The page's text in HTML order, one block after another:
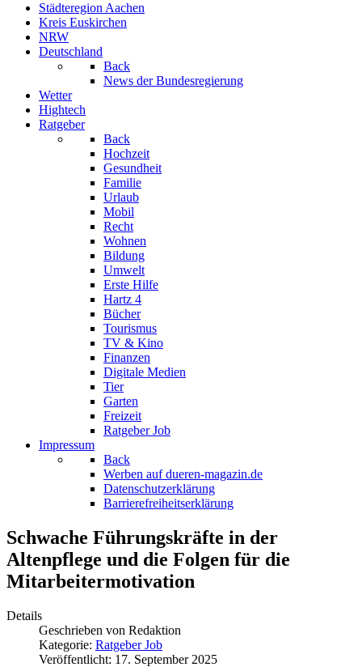
Städteregion Aachen
Kreis Euskirchen
NRW
Deutschland
Back
News der Bundesregierung
Wetter
Hightech
Ratgeber
Back
Hochzeit
Gesundheit
Familie
Urlaub
Mobil
Recht
Wohnen
Bildung
Umwelt
Erste Hilfe
Hartz 4
Bücher
Tourismus
TV & Kino
Finanzen
Digitale Medien
Tier
Garten
Freizeit
Ratgeber Job
Impressum
Back
Werben auf dueren-magazin.de
Datenschutzerklärung
Barrierefreiheitserklärung
Schwache Führungskräfte in der
Altenpflege und die Folgen für die
Mitarbeitermotivation
Details
Geschrieben von Redaktion
Kategorie: Ratgeber Job
Veröffentlicht: 17. September 2025